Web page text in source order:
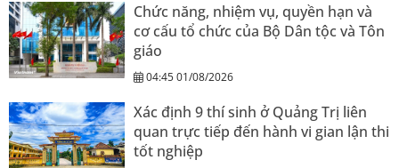
Chức năng, nhiệm vụ, quyền hạn và
cơ cấu tổ chức của Bộ Dân tộc và Tôn
giáo
04:45 01/08/2026
Xác định 9 thí sinh ở Quảng Trị liên
quan trực tiếp đến hành vi gian lận thi
tốt nghiệp